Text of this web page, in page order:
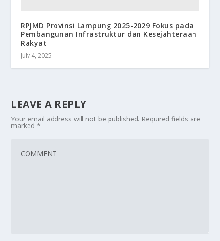
RPJMD Provinsi Lampung 2025-2029 Fokus pada
Pembangunan Infrastruktur dan Kesejahteraan
Rakyat
July 4, 2025
LEAVE A REPLY
Your email address will not be published. Required fields are
marked*